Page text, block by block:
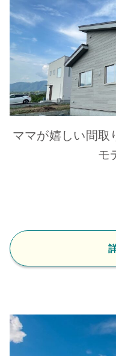
ママが嬉しい間取
モ